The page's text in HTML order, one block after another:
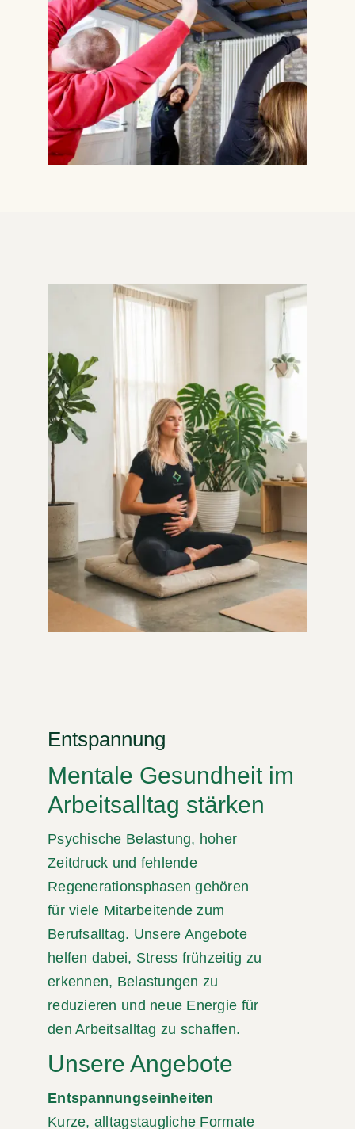
Entspannung
Mentale Gesundheit im
Arbeitsalltag stärken
Psychische Belastung, hoher
Zeitdruck und fehlende
Regenerationsphasen gehören
für viele Mitarbeitende zum
Berufsalltag. Unsere Angebote
helfen dabei, Stress frühzeitig zu
erkennen, Belastungen zu
reduzieren und neue Energie für
den Arbeitsalltag zu schaffen.
Unsere Angebote
Entspannungseinheiten
Kurze, alltagstaugliche Formate